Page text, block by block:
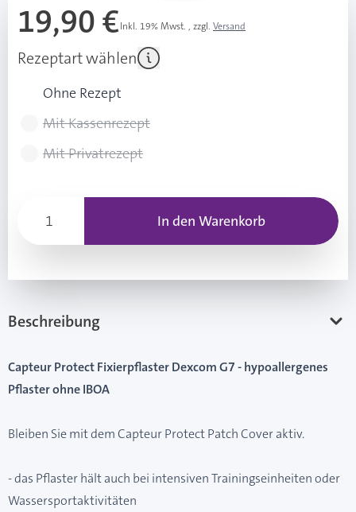
19,90 €Inkl. 19% Mwst. , zzgl. Versand
Rezeptart wählen
Ohne Rezept
Mit Kassenrezept
Mit Privatrezept
In den Warenkorb
Beschreibung
Capteur Protect Fixierpflaster Dexcom G7 - hypoallergenes
Pflaster ohne IBOA
Bleiben Sie mit dem Capteur Protect Patch Cover aktiv.
- das Pflaster hält auch bei intensiven Trainingseinheiten oder
Wassersportaktivitäten